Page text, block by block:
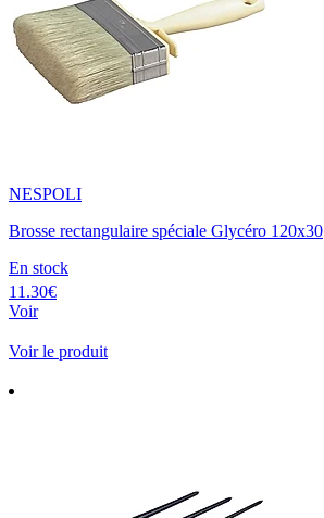
NESPOLI
Brosse rectangulaire spéciale Glycéro 120x30
En stock
11.30€
Voir
Voir le produit